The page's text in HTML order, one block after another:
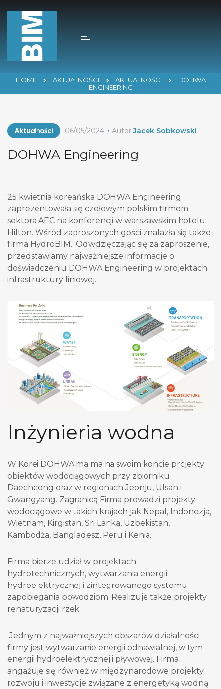
HOME AKTUALNOŚCI AKTUALNOŚCI
DOHWA
ENGINEERING
Aktualności AutorJacek Sobkowski
06/05/2024
DOHWA Engineering
25 kwietnia koreańska DOHWA Engineering
zaprezentowała się czołowym polskim firmom
sektora AEC na konferencji w warszawskim hotelu
Hilton. Wśród zaproszonych gości znalazła się także
firma HydroBIM. Odwdzięczając się za zaproszenie,
przedstawiamy najważniejsze informacje o
doświadczeniu DOHWA Engineering w projektach
infrastruktury liniowej.
Inżynieria wodna
W Korei DOHWA ma ma na swoim koncie projekty
obiektów wodociągowych przy zbiorniku
Daecheong oraz w regionach Jeonju, Ulsan i
Gwangyang. Zagranicą Firma prowadzi projekty
wodociągowe w takich krajach jak Nepal, Indonezja,
Wietnam, Kirgistan, Sri Lanka, Uzbekistan,
Kambodża, Bangladesz, Peru i Kenia.
Firma bierze udział w projektach
hydrotechnicznych, wytwarzania energii
hydroelektrycznej i zintegrowanego systemu
zapobiegania powodziom. Realizuje także projekty
renaturyzacji rzek.
Jednym z najważniejszych obszarów działalności
firmy jest wytwarzanie energii odnawialnej, w tym
energii hydroelektrycznej i pływowej. Firma
angażuje się również w międzynarodowe projekty
rozwoju i inwestycje związane z energetyką wodną.